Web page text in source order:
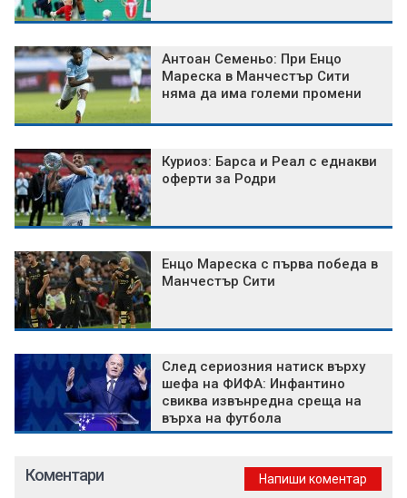
Антоан Семеньо: При Енцо
Мареска в Манчестър Сити
няма да има големи промени
Куриоз: Барса и Реал с еднакви
оферти за Родри
Енцо Мареска с първа победа в
Манчестър Сити
След сериозния натиск върху
шефа на ФИФА: Инфантино
свиква извънредна среща на
върха на футбола
Коментари Напиши коментар